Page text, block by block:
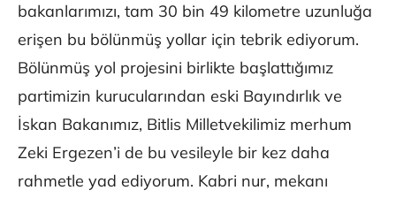
bakanlarımızı, tam 30 bin 49 kilometre uzunluğa
erişen bu bölünmüş yollar için tebrik ediyorum.
Bölünmüş yol projesini birlikte başlattığımız
partimizin kurucularından eski Bayındırlık ve
İskan Bakanımız, Bitlis Milletvekilimiz merhum
Zeki Ergezen’i de bu vesileyle bir kez daha
rahmetle yad ediyorum. Kabri nur, mekanı